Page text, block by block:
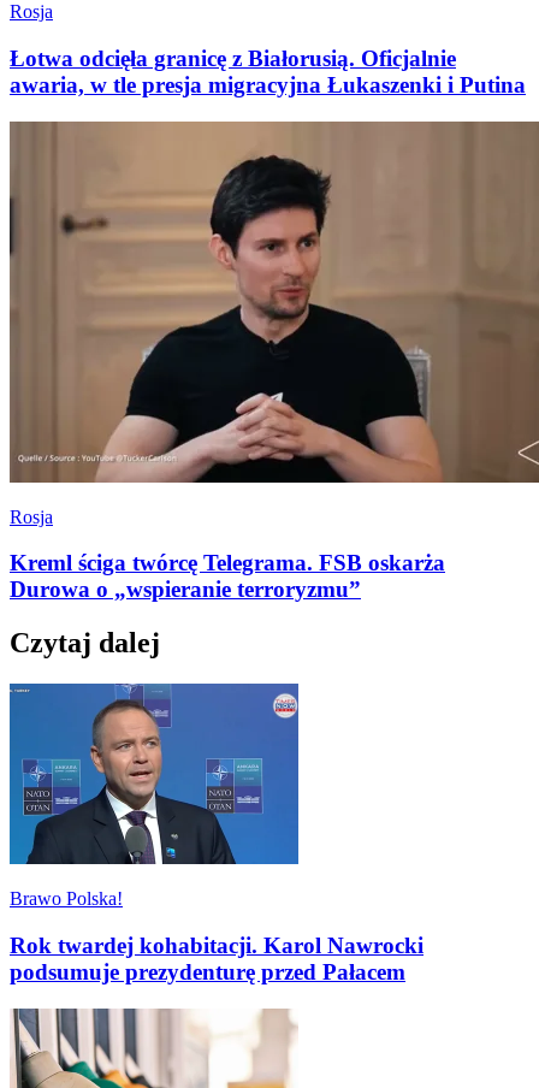
Rosja
Łotwa odcięła granicę z Białorusią. Oficjalnie
awaria, w tle presja migracyjna Łukaszenki i Putina
Rosja
Kreml ściga twórcę Telegrama. FSB oskarża
Durowa o „wspieranie terroryzmu”
Czytaj dalej
Brawo Polska!
Rok twardej kohabitacji. Karol Nawrocki
podsumuje prezydenturę przed Pałacem